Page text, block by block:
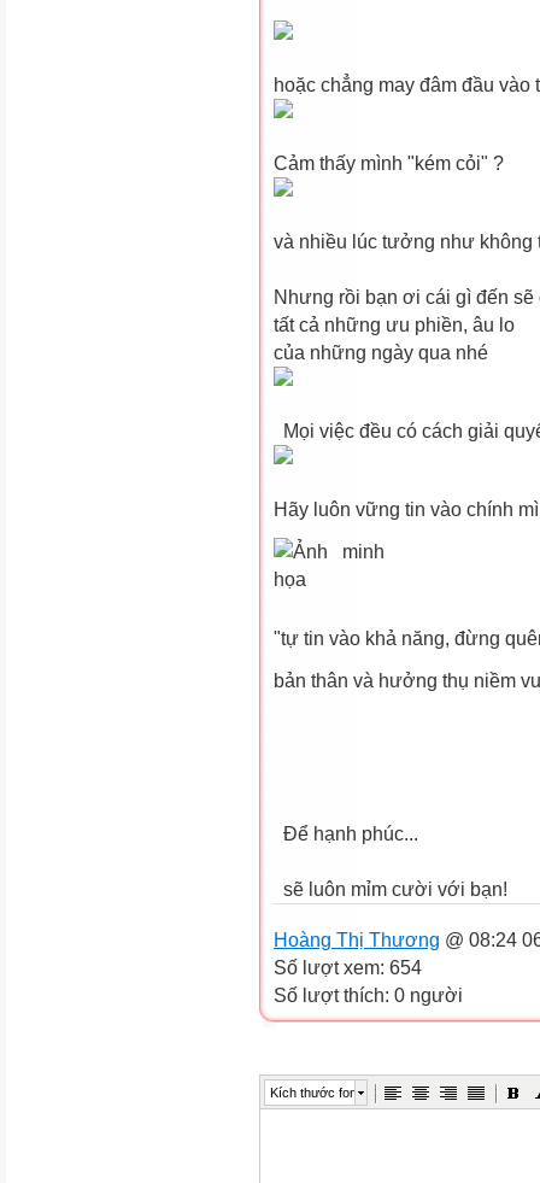
hoặc chẳng may đâm đầu vào
Cảm thấy mình "kém cỏi" ?
và nhiều lúc tưởng như không
Nhưng rồi bạn ơi cái gì đến
tất cả những ưu phiền, âu lo
của những ngày qua nhé
Mọi việc đều có cách giải
Hãy luôn vững tin vào chính
"tự tin vào khả năng, đừng
bản thân và hưởng thụ niềm
Để hạnh phúc...
sẽ luôn mỉm cười với bạn!
Hoàng Thị Thương @ 08:24
Số lượt xem: 654
Số lượt thích: 0 người
Kích thước font